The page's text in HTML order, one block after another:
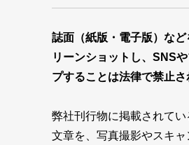
誌面（紙版・電子版）など
リーンショットし、SNS
プすることは法律で禁止さ
弊社刊行物に掲載されて
文章を、写真撮影やスキャ